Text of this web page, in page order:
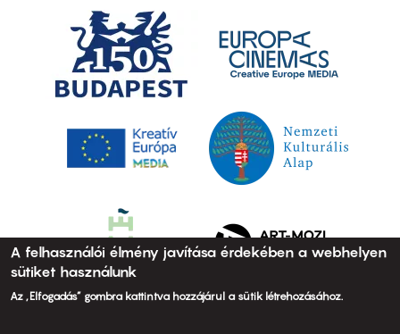
A felhasználói élmény javítása érdekében a webhelyen
sütiket használunk
Az „Elfogadás” gombra kattintva hozzájárul a sütik létrehozásához.